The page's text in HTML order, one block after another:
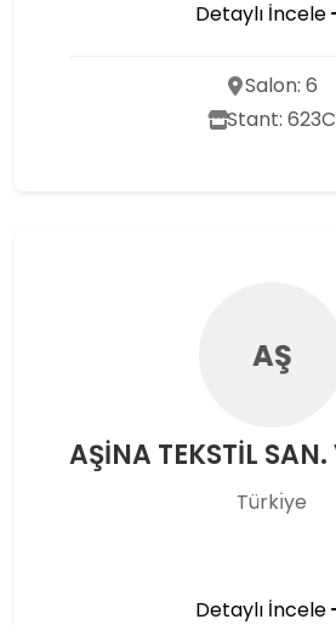
Detaylı İncele
Salon: 6
Stant: 623C
AŞ
Türkı̇ye
Detaylı İncele